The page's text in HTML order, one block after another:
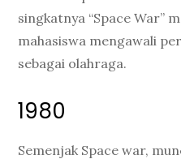
singkatnya “Space War”
mahasiswa mengawali
sebagai olahraga.
1980
Semenjak Space war,